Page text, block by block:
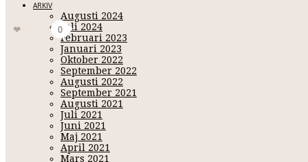
ARKIV
Augusti 2024
Juli 2024
Februari 2023
Januari 2023
Oktober 2022
September 2022
Augusti 2022
September 2021
Augusti 2021
Juli 2021
Juni 2021
Maj 2021
April 2021
Mars 2021
familj - morsdag
0